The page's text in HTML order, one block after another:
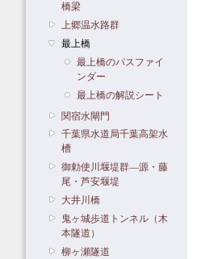
橋梁
上郷温水路群
最上橋
最上橋のパスファイ
ンダー
最上橋の解説シート
関宿水閘門
千葉県水道局千葉高架水
槽
御勅使川堰堤群―源・藤
尾・芦安堰堤
大井川橋
鬼ヶ城歩道トンネル（木
本隧道）
柳ヶ瀬隧道